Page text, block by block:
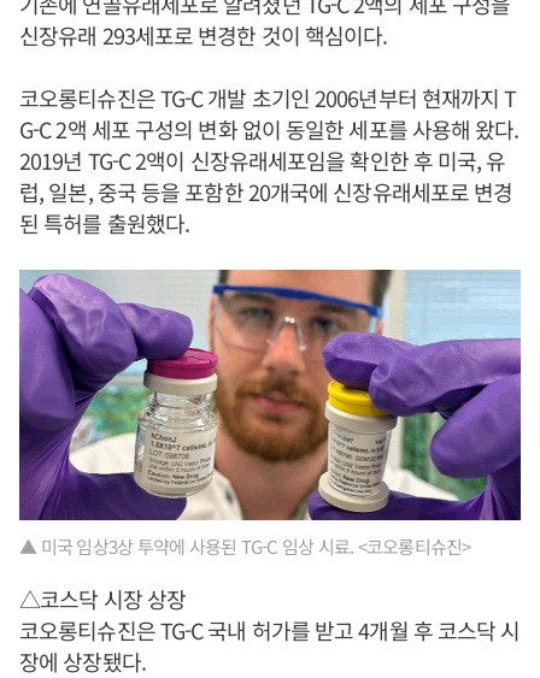
신장유래 293세포로 변경한 것이 핵심이다.
코오롱티슈진은 TG-C 개발 초기인 2006년부터 현재까지 T
G-C 2액 세포 구성의 변화 없이 동일한 세포를 사용해 왔다.
2019년 TG-C 2액이 신장유래세포임을 확인한 후 미국, 유
럽, 일본, 중국 등을 포함한 20개국에 신장유래세포로 변경
된 특허를 출원했다.
▲ 미국 임상3상 투약에 사용된 TG-C 임상 시료. <코오롱티슈진>
△코스닥 시장 상장
코오롱티슈진은 TG-C 국내 허가를 받고 4개월 후 코스닥 시
장에 상장됐다.